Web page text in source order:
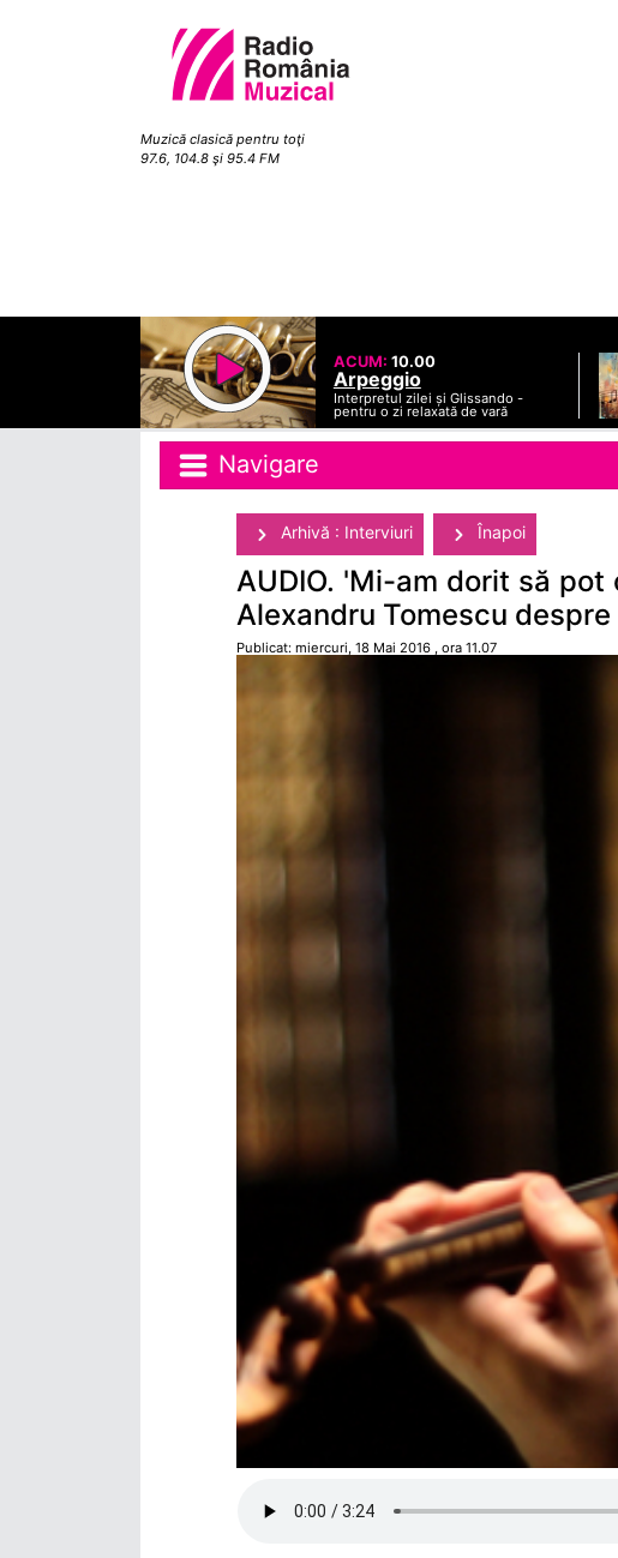
Muzică clasică pentru toţi
97.6, 104.8 şi 95.4 FM
ACUM: 10.00
Arpeggio
Interpretul zilei și Glissando -
pentru o zi relaxată de vară
Navigare
Arhivă : Interviuri Înapoi
AUDIO. 'Mi-am dorit să
Alexandru Tomescu
Publicat: miercuri, 18 Mai 2016 , ora 11.07